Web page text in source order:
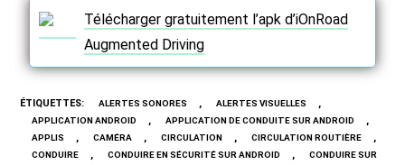
Télécharger gratuitement l’apk d’iOnRoad
Augmented Driving
ÉTIQUETTES: ALERTES SONORES , ALERTES VISUELLES ,
APPLICATION ANDROID , APPLICATION DE CONDUITE SUR ANDROID ,
APPLIS , CAMÉRA , CIRCULATION , CIRCULATION ROUTIÈRE ,
CONDUIRE , CONDUIRE EN SÉCURITÉ SUR ANDROID ,
CONDUIRE SUR